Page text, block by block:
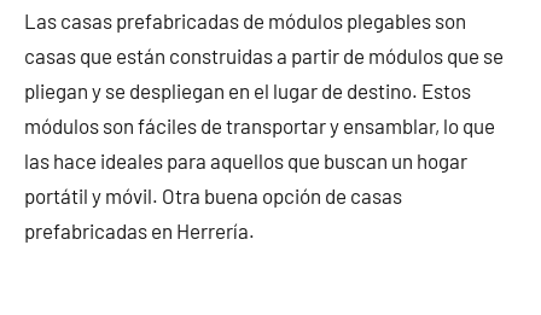
Las casas prefabricadas de módulos plegables son
casas que están construidas a partir de módulos que se
pliegan y se despliegan en el lugar de destino. Estos
módulos son fáciles de transportar y ensamblar, lo que
las hace ideales para aquellos que buscan un hogar
portátil y móvil. Otra buena opción de casas
prefabricadas en Herrería.